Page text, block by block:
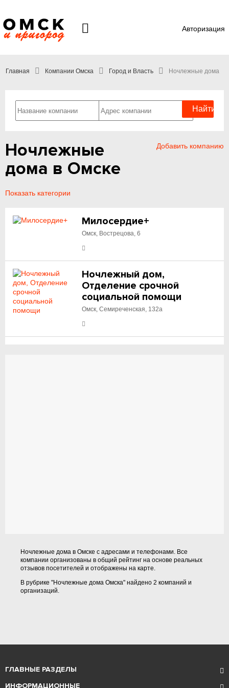
Авторизация
Главная Компании Омска Город и Власть Ночлежные дома
Добавить компанию
Ночлежные
дома в Омске
Показать категории
Милосердие+
Омск, Вострецова, 6
Ночлежный дом,
Отделение срочной
социальной помощи
Омск, Семиреченская, 132а
Ночлежные дома в Омске с адресами и телефонами. Все
компании организованы в общий рейтинг на основе реальных
отзывов посетителей и отображены на карте.
В рубрике "Ночлежные дома Омска" найдено 2 компаний и
организаций.
ГЛАВНЫЕ РАЗДЕЛЫ
ИНФОРМАЦИОННЫЕ